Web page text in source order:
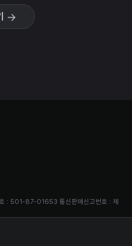
호 : 501-87-01653 통신판매신고번호 : 제